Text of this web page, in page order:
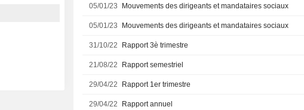
05/01/23 Mouvements des dirigeants et mandataires sociaux
05/01/23 Mouvements des dirigeants et mandataires sociaux
31/10/22 Rapport 3è trimestre
21/08/22 Rapport semestriel
29/04/22 Rapport 1er trimestre
29/04/22 Rapport annuel